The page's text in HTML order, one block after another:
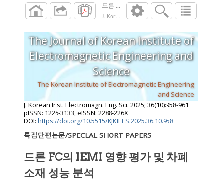
드론 FC의 IEMI 영향 평가 및 차폐 소재 성
J. Korean Inst. Electromagn. Eng. Sci.
The Journal of Korean Institute of
Electromagnetic Engineering and
Science
The Korean Institute of Electromagnetic Engineering
and Science
J. Korean Inst. Electromagn. Eng. Sci. 2025; 36(10):958-961
pISSN: 1226-3133, eISSN: 2288-226X
DOI: https://doi.org/10.5515/KJKIEES.2025.36.10.958
특집단편논문/SPECLAL SHORT PAPERS
드론 FC의 IEMI 영향 평가 및 차폐
소재 성능 분석